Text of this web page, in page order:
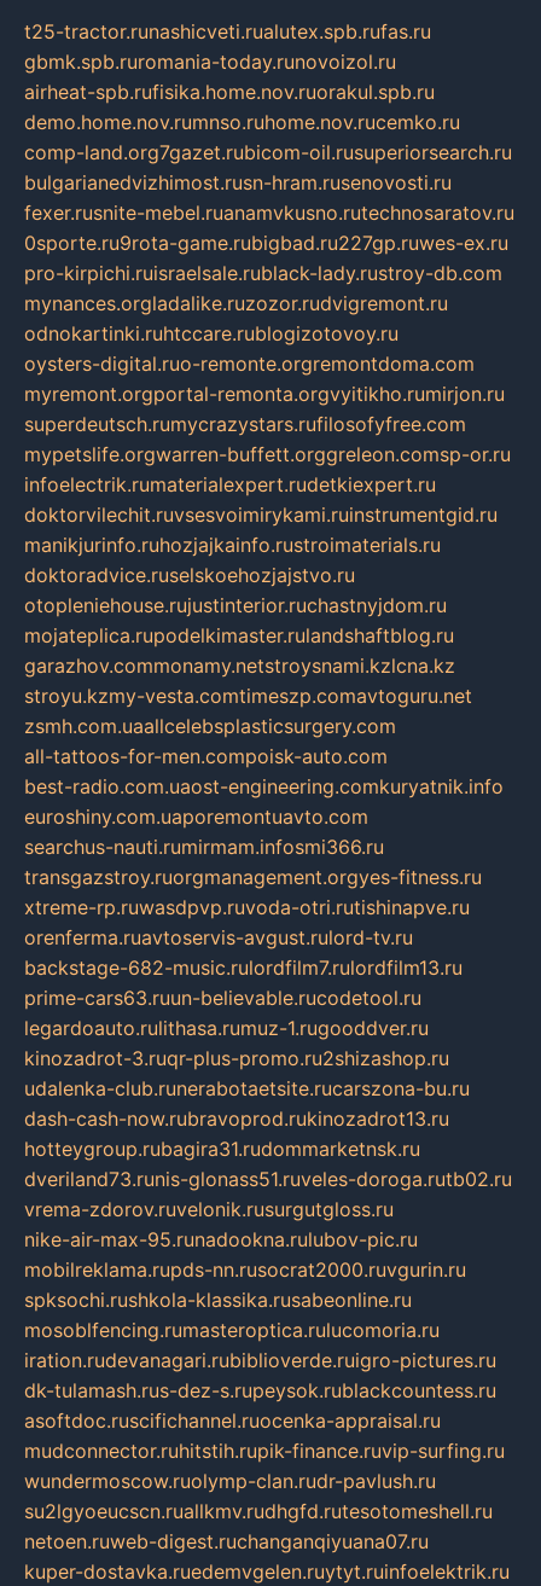
t25-tractor.runashicveti.rualutex.spb.rufas.ru
gbmk.spb.ruromania-today.runovoizol.ru
airheat-spb.rufisika.home.nov.ruorakul.spb.ru
demo.home.nov.rumnso.ruhome.nov.rucemko.ru
comp-land.org7gazet.rubicom-oil.rusuperiorsearch.ru
bulgarianedvizhimost.rusn-hram.rusenovosti.ru
fexer.rusnite-mebel.ruanamvkusno.rutechnosaratov.ru
0sporte.ru9rota-game.rubigbad.ru227gp.ruwes-ex.ru
pro-kirpichi.ruisraelsale.rublack-lady.rustroy-db.com
mynances.orgladalike.ruzozor.rudvigremont.ru
odnokartinki.ruhtccare.rublogizotovoy.ru
oysters-digital.ruo-remonte.orgremontdoma.com
myremont.orgportal-remonta.orgvyitikho.rumirjon.ru
superdeutsch.rumycrazystars.rufilosofyfree.com
mypetslife.orgwarren-buffett.orggreleon.comsp-or.ru
infoelectrik.rumaterialexpert.rudetkiexpert.ru
doktorvilechit.ruvsesvoimirykami.ruinstrumentgid.ru
manikjurinfo.ruhozjajkainfo.rustroimaterials.ru
doktoradvice.ruselskoehozjajstvo.ru
otopleniehouse.rujustinterior.ruchastnyjdom.ru
mojateplica.rupodelkimaster.rulandshaftblog.ru
garazhov.commonamy.netstroysnami.kzlcna.kz
stroyu.kzmy-vesta.comtimeszp.comavtoguru.net
zsmh.com.uaallcelebsplasticsurgery.com
all-tattoos-for-men.compoisk-auto.com
best-radio.com.uaost-engineering.comkuryatnik.info
euroshiny.com.uaporemontuavto.com
searchus-nauti.rumirmam.infosmi366.ru
transgazstroy.ruorgmanagement.orgyes-fitness.ru
xtreme-rp.ruwasdpvp.ruvoda-otri.rutishinapve.ru
orenferma.ruavtoservis-avgust.rulord-tv.ru
backstage-682-music.rulordfilm7.rulordfilm13.ru
prime-cars63.ruun-believable.rucodetool.ru
legardoauto.rulithasa.rumuz-1.rugooddver.ru
kinozadrot-3.ruqr-plus-promo.ru2shizashop.ru
udalenka-club.runerabotaetsite.rucarszona-bu.ru
dash-cash-now.rubravoprod.rukinozadrot13.ru
hotteygroup.rubagira31.rudommarketnsk.ru
dveriland73.runis-glonass51.ruveles-doroga.rutb02.ru
vrema-zdorov.ruvelonik.rusurgutgloss.ru
nike-air-max-95.runadookna.rulubov-pic.ru
mobilreklama.rupds-nn.rusocrat2000.ruvgurin.ru
spksochi.rushkola-klassika.rusabeonline.ru
mosoblfencing.rumasteroptica.rulucomoria.ru
iration.rudevanagari.rubiblioverde.ruigro-pictures.ru
dk-tulamash.rus-dez-s.rupeysok.rublackcountess.ru
asoftdoc.ruscifichannel.ruocenka-appraisal.ru
mudconnector.ruhitstih.rupik-finance.ruvip-surfing.ru
wundermoscow.ruolymp-clan.rudr-pavlush.ru
su2lgyoeucscn.ruallkmv.rudhgfd.rutesotomeshell.ru
netoen.ruweb-digest.ruchanganqiyuana07.ru
kuper-dostavka.ruedemvgelen.ruytyt.ruinfoelektrik.ru